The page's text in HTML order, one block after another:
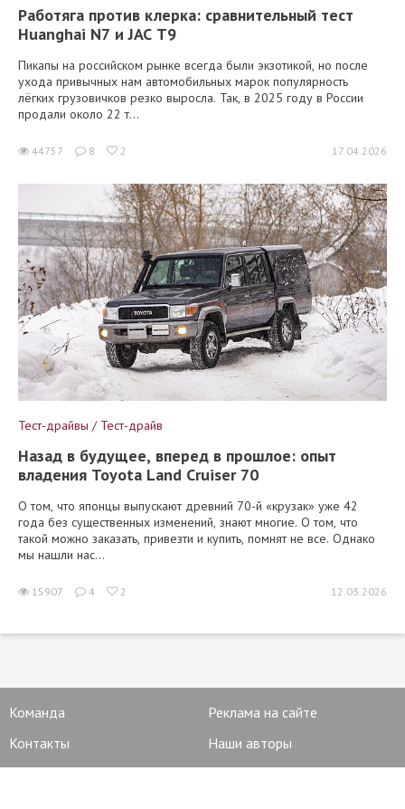
Работяга против клерка: сравнительный тест
Huanghai N7 и JAC T9
Пикапы на российском рынке всегда были экзотикой, но после
ухода привычных нам автомобильных марок популярность
лёгких грузовичков резко выросла. Так, в 2025 году в России
продали около 22 т...
44757 8 2 17.04.2026
Тест-драйвы / Тест-драйв
Назад в будущее, вперед в прошлое: опыт
владения Toyota Land Cruiser 70
О том, что японцы выпускают древний 70-й «крузак» уже 42
года без существенных изменений, знают многие. О том, что
такой можно заказать, привезти и купить, помнят не все. Однако
мы нашли нас...
15907 4 2 12.03.2026
Команда
Реклама на сайте
Контакты
Наши авторы